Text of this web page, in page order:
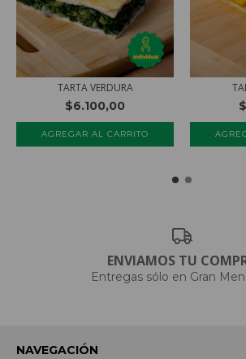
TARTA VERDURA
$6.100,00
AGREGAR AL CARRITO
ENVIAMOS TU
Entregas sólo en Gran
NAVEGACIÓN